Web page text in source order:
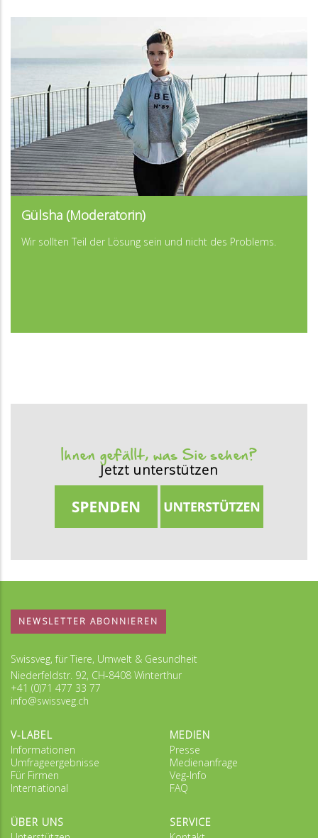
Gülsha (Moderatorin)
Wir sollten Teil der Lösung sein und nicht des Problems.
Ihnen gefällt, was Sie sehen?
Jetzt unterstützen
NEWSLETTER ABONNIEREN
Swissveg, für Tiere, Umwelt & Gesundheit
Niederfeldstr. 92, CH-8408 Winterthur
+41 (0)71 477 33 77
info@swissveg.ch
V-LABEL
Informationen
Umfrageergebnisse
Für Firmen
International
MEDIEN
Presse
Medienanfrage
Veg-Info
FAQ
ÜBER UNS
SERVICE